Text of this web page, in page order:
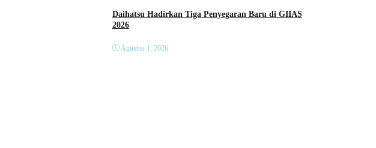
Daihatsu Hadirkan Tiga Penyegaran Baru di GIIAS
2026
Agustus 1, 2026